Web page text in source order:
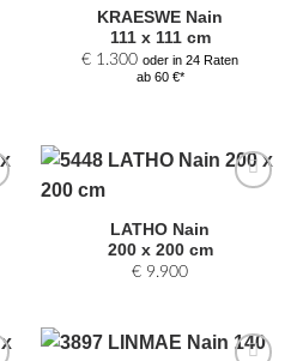
Auswahl
hinzufügen
KRAESWE Nain
111 x 111 cm
€ 1.300 oder in 24 Raten
ab 60 €*
hinzufügen
LATHO Nain
200 x 200 cm
€ 9.900